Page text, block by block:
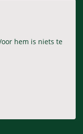
hem is niets te